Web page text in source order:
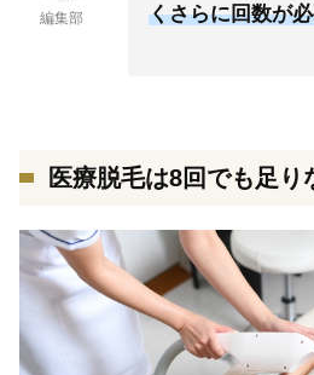
編集部
くさらに回数が
医療脱毛は8回でも足り